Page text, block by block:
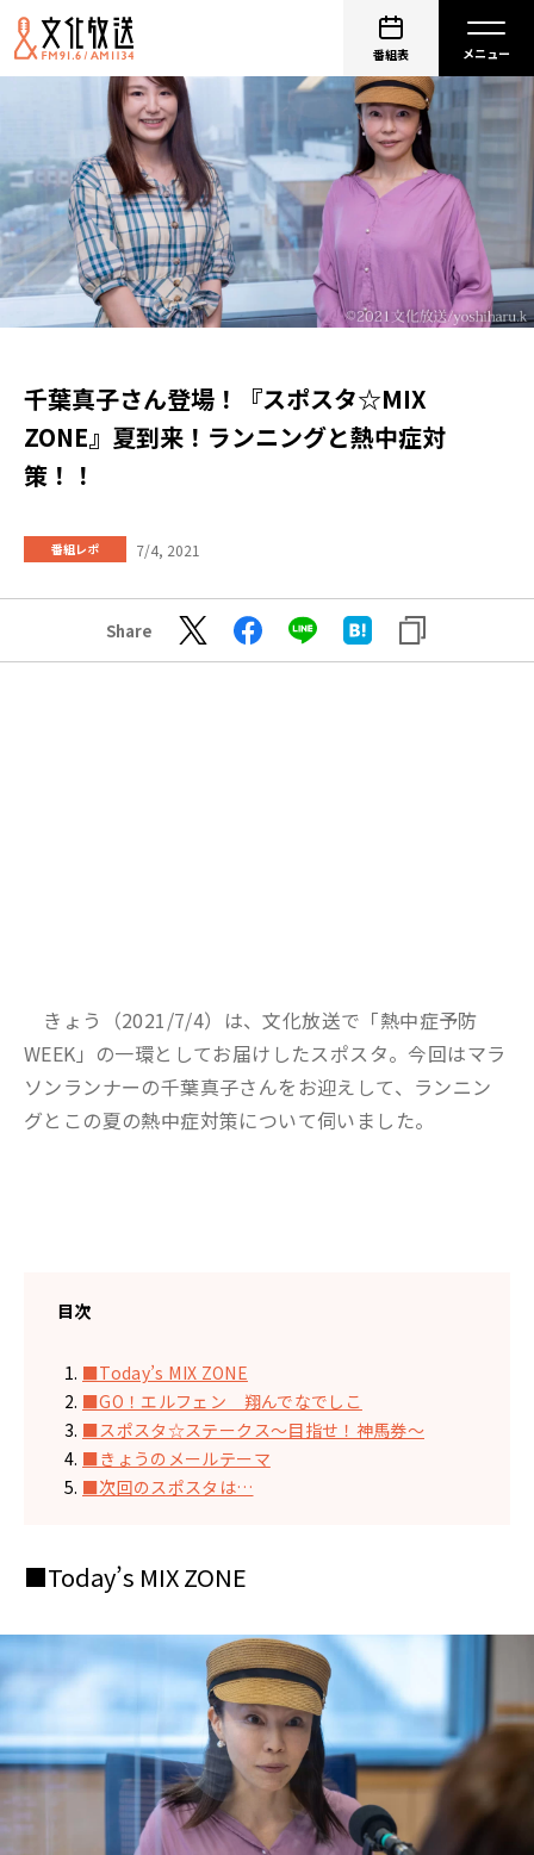
番組表
千葉真子さん登場！『スポスタ☆MIX
ZONE』夏到来！ランニングと熱中症対
策！！
番組レポ 7/4, 2021
Share
きょう（2021/7/4）は、文化放送で「熱中症予防
WEEK」の一環としてお届けしたスポスタ。今回はマラ
ソンランナーの千葉真子さんをお迎えして、ランニン
グとこの夏の熱中症対策について伺いました。
目次
■Today’s MIX ZONE
■GO！エルフェン 翔んでなでしこ
■スポスタ☆ステークス〜目指せ！神馬券〜
■きょうのメールテーマ
■次回のスポスタは…
■Today’s MIX ZONE